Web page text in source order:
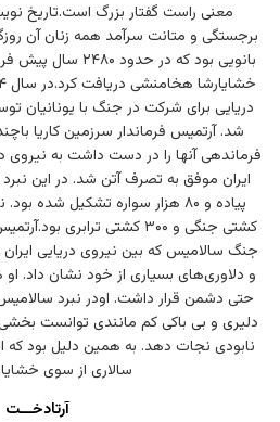
معنی راست گفتار بزرگ است.تاریخ
برجستگی و متانت سرآمد همه زنان آن
بانویی بود که در
دریایی برای شرکت در جنگ با یونانیان
شد. آرتمیس فرماندار سرزمین کاریا
فرماندهی آنها را در دست داشت به نیروی
جنگ سالامیس که بین نیروی دریایی
و دلاوری‌های بسیاری از خود نشان داد.
حتی دشمن قرار داشت. اودر نبرد
دلیری و بی باکی کم مانندی توانست بخشی
نابودی نجات دهد. به همین دلیل بود که
سالاری از سوی
آرتادخـــت